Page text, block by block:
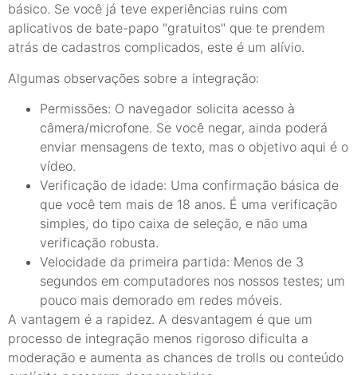
básico. Se você já teve experiências ruins com
aplicativos de bate-papo "gratuitos" que te prendem
atrás de cadastros complicados, este é um alívio.
Algumas observações sobre a integração:
Permissões: O navegador solicita acesso à
câmera/microfone. Se você negar, ainda poderá
enviar mensagens de texto, mas o objetivo aqui é o
vídeo.
Verificação de idade: Uma confirmação básica de
que você tem mais de 18 anos. É uma verificação
simples, do tipo caixa de seleção, e não uma
verificação robusta.
Velocidade da primeira partida: Menos de 3
segundos em computadores nos nossos testes; um
pouco mais demorado em redes móveis.
A vantagem é a rapidez. A desvantagem é que um
processo de integração menos rigoroso dificulta a
moderação e aumenta as chances de trolls ou conteúdo